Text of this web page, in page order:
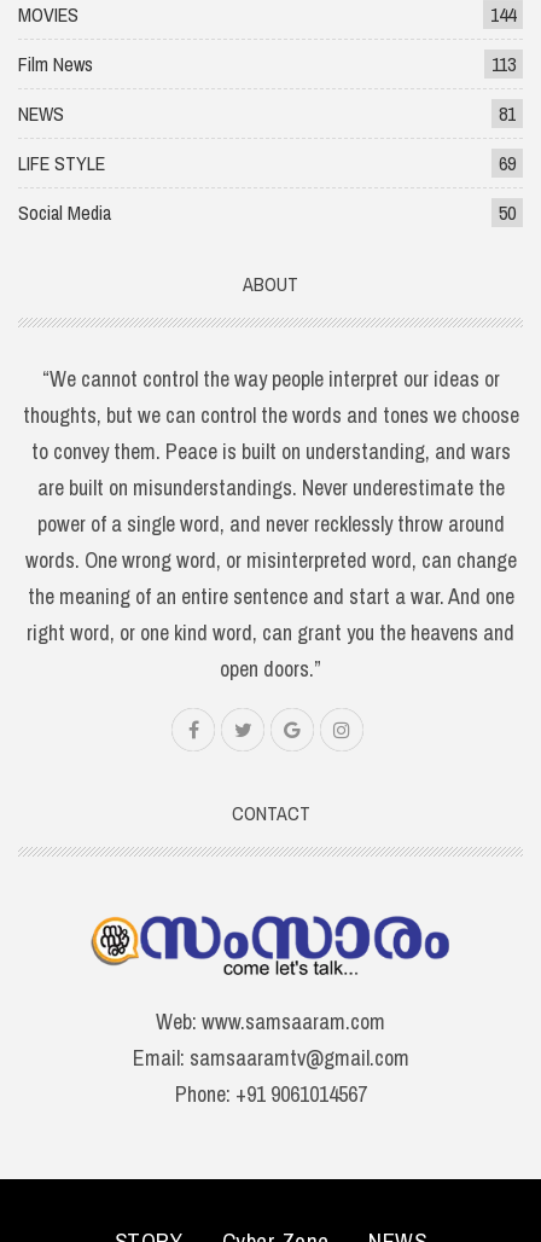
MOVIES
144
Film News
113
NEWS
81
LIFE STYLE
69
Social Media
50
ABOUT
“We cannot control the way people interpret our ideas or
thoughts, but we can control the words and tones we choose
to convey them. Peace is built on understanding, and wars
are built on misunderstandings. Never underestimate the
power of a single word, and never recklessly throw around
words. One wrong word, or misinterpreted word, can change
the meaning of an entire sentence and start a war. And one
right word, or one kind word, can grant you the heavens and
open doors.”
CONTACT
Web: www.samsaaram.com
Email: samsaaramtv@gmail.com
Phone: +91 9061014567